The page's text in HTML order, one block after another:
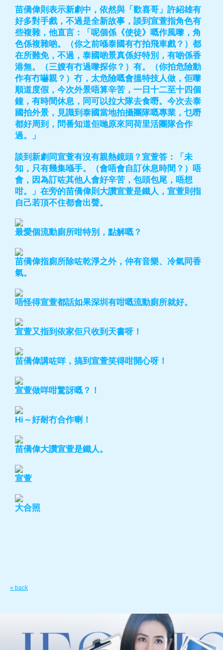
苗僑偉則表示新劇中，依然與「歡喜哥」許紹雄有
好多對手戲，不過是全新故事，談到宣萱指角色有
些複雜，他直言：「呢個係《使徒》嘅作風嚟，角
色係複雜啲。（你之前喺泰國有冇拍飛車戲？）都
在所難免，不過，泰國啲景真係好特別，有啲係香
港無。（三嫂有冇過嚟探你？）有。（你拍危險動
作有冇嚇親？）冇，太危險嘅會搵特技人做，佢嚟
順道度假，今次外景唔算辛苦，一日十二至十四個
鐘，有時間休息，同可以拉大隊去食嘢。今次去泰
國拍外景，見識到泰國當地拍攝團隊嘅專業，乜嘢
都好周到，問番知道佢哋原來同荷里活團隊合作
過。」
談到新劇同宣萱有沒有親熱鏡頭？宣萱答：「未
知，只有幾集喺手。（會唔會自訂休息時間？）唔
會，因為訂咗其他人會好辛苦，包頭包尾，唔想
咁。」在旁的苗僑偉則大讚宣萱是鐵人，宣萱則指
自己若頂不住都會出聲。
最愛個流動廁所咁特別，點解嘅？
苗僑偉指廁所除咗乾淨之外，仲有音樂、冷氣同香
氣。
唔怪得宣萱都話如果深圳有咁嘅流動廁所就好。
宣萱又指到依家佢只收到天書呀！
苗僑偉講咗咩，搞到宣萱笑得咁開心呀！
宣萱做咩咁驚訝嘅？！
Hi～好耐冇合作喇！
苗僑偉大讚宣萱是鐵人。
宣萱
大合照
« back